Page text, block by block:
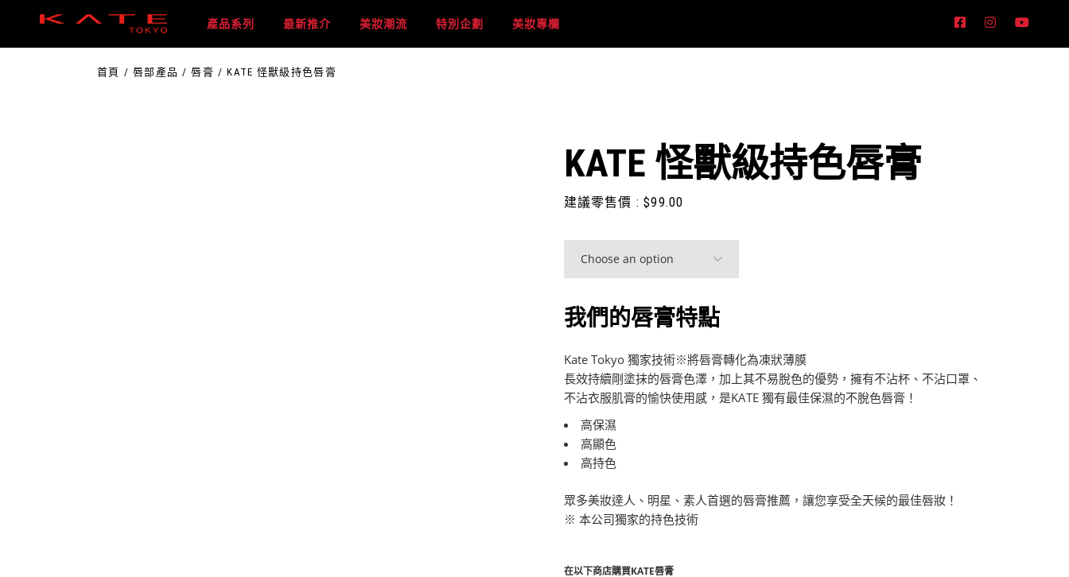
產品系列 最新推介 美妝潮流 特別企劃 美妝專欄
首頁 唇部產品 唇膏 KATE 怪獸級持色唇膏
KATE 怪獸級持色唇膏
建議零售價 :$99.00
我們的唇膏特點
Kate Tokyo 獨家技術※將唇膏轉化為凍狀薄膜
長效持續剛塗抹的唇膏色澤，加上其不易脫色的優勢，擁有不沾杯、不沾口罩、
不沾衣服肌膏的愉快使用感，是KATE 獨有最佳保濕的不脫色唇膏！
高保濕
高顯色
高持色
眾多美妝達人、明星、素人首選的唇膏推薦，讓您享受全天候的最佳唇妝！
※ 本公司獨家的持色技術
在以下商店購買KATE唇膏